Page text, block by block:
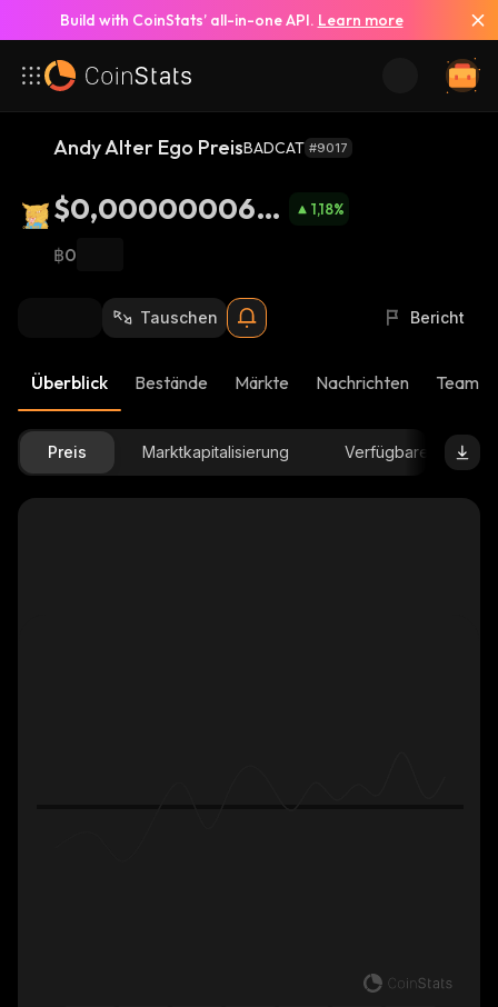
Build with CoinStats’ all-in-one API. Learn more
Andy Alter Ego PreisBADCAT #9017
$0,000000062
94
1,18%
฿0
Tauschen Bericht
Überblick Bestände Märkte Nachrichten Team-
Preis Marktkapitalisierung Verfügbare Menge